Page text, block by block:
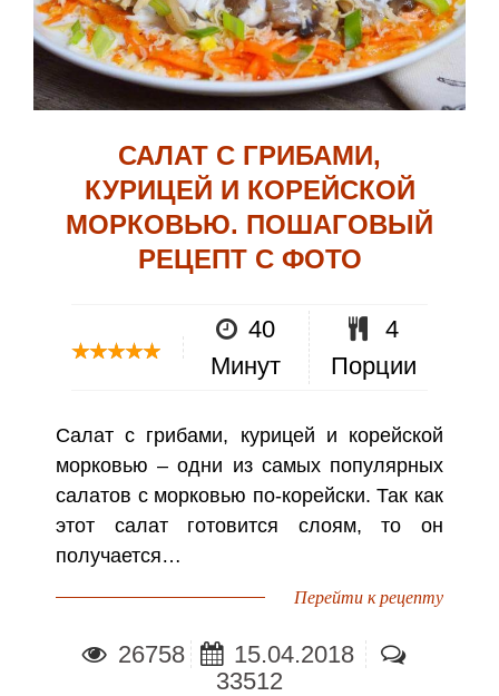
САЛАТ С ГРИБАМИ,
КУРИЦЕЙ И КОРЕЙСКОЙ
МОРКОВЬЮ. ПОШАГОВЫЙ
РЕЦЕПТ С ФОТО
40
Минут
4
Порции
Салат с грибами, курицей и корейской
морковью – одни из самых популярных
салатов с морковью по-корейски. Так как
этот салат готовится слоям, то он
получается…
Перейти к рецепту
26758
15.04.2018
33512